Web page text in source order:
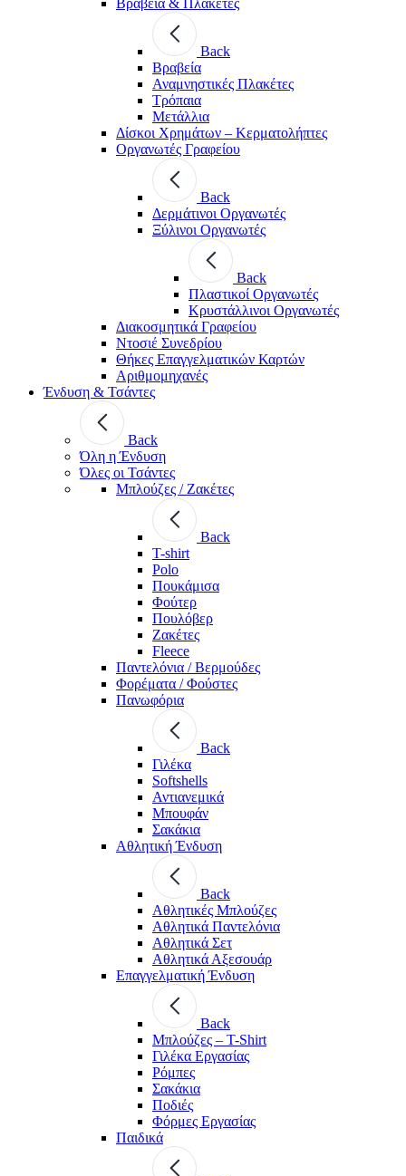
Back
Βραβεία
Αναμνηστικές Πλακέτες
Τρόπαια
Μετάλλια
Δίσκοι Χρημάτων – Κερματολήπτες
Οργανωτές Γραφείου
Back
Δερμάτινοι Οργανωτές
Ξύλινοι Οργανωτές
Back
Πλαστικοί Οργανωτές
Κρυστάλλινοι Οργανωτές
Διακοσμητικά Γραφείου
Ντοσιέ Συνεδρίου
Θήκες Επαγγελματικών Καρτών
Αριθμομηχανές
Ένδυση & Τσάντες
Back
Όλη η Ένδυση
Όλες οι Τσάντες
Μπλούζες / Ζακέτες
Back
T-shirt
Polo
Πουκάμισα
Φούτερ
Πουλόβερ
Ζακέτες
Fleece
Παντελόνια / Βερμούδες
Φορέματα / Φούστες
Πανωφόρια
Back
Γιλέκα
Softshells
Αντιανεμικά
Μπουφάν
Σακάκια
Αθλητική Ένδυση
Back
Aθλητικές Μπλούζες
Αθλητικά Παντελόνια
Αθλητικά Σετ
Αθλητικά Αξεσουάρ
Επαγγελματική Ένδυση
Back
Μπλούζες – T-Shirt
Γιλέκα Εργασίας
Ρόμπες
Σακάκια
Ποδιές
Φόρμες Εργασίας
Παιδικά